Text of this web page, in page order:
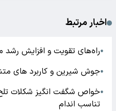
اخبار مرتبط
●راه‌های تقویت و افزایش رشد
●جوش شیرین و کاربرد های
●خواص شگفت انگیز شکلات تلخ
تناسب اندام